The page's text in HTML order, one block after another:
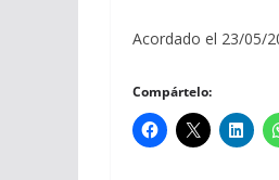
Acordado el 23/05/
Compártelo: